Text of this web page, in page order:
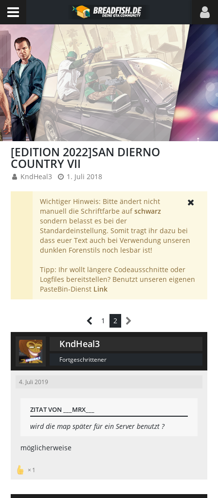
[EDITION 2022]SAN DIERNO
COUNTRY VII
KndHeal3 1. Juli 2018
Wichtiger Hinweis: Bitte ändert nicht
manuell die Schriftfarbe aufschwarz
sondern belasst es bei der
Standardeinstellung. Somit tragt ihr dazu bei
dass euer Text auch bei Verwendung unseren
dunklen Forenstils noch lesbar ist!
Tipp: Ihr wollt längere Codeausschnitte oder
Logfiles bereitstellen? Benutzt unseren eigenen
PasteBin-Dienst Link
1 2
KndHeal3
Fortgeschrittener
4. Juli 2019
ZITAT VON ___MRX___
wird die map später für ein Server benutzt ?
möglicherweise
1